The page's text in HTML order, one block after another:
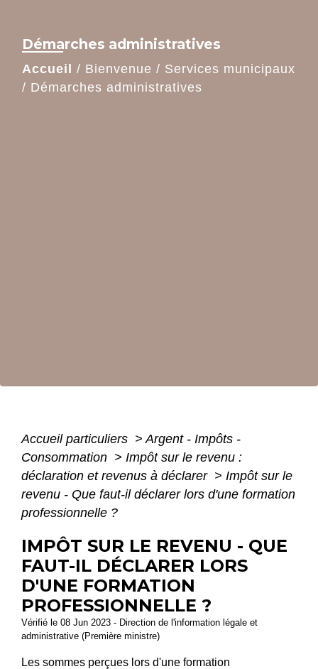
Démarches administratives
Accueil / Bienvenue / Services municipaux
/ Démarches administratives
Accueil particuliers > Argent - Impôts -
Consommation > Impôt sur le revenu :
déclaration et revenus à déclarer > Impôt sur le
revenu - Que faut-il déclarer lors d'une formation
professionnelle ?
IMPÔT SUR LE REVENU - QUE
FAUT-IL DÉCLARER LORS
D'UNE FORMATION
PROFESSIONNELLE ?
Vérifié le 08 Jun 2023 - Direction de l'information légale et
administrative (Première ministre)
Les sommes perçues lors d'une formation